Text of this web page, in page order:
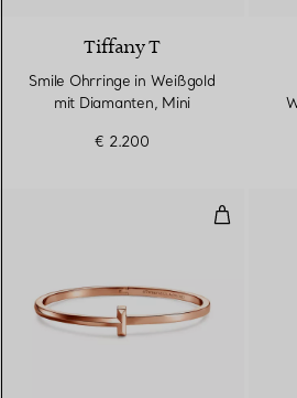
Tiffany T
Smile Ohrringe in Weißgold
mit Diamanten, Mini
€ 2.200
T One